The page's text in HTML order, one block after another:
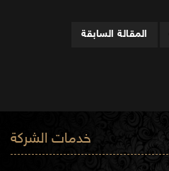
المقالة السابقة
خدمات الشركة